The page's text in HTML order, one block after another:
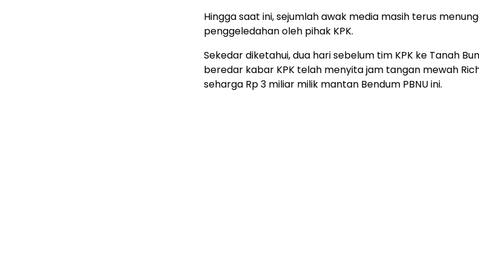
Hingga saat ini, sejumlah awak media masih terus
penggeledahan oleh pihak KPK.
Sekedar diketahui, dua hari sebelum tim KPK ke Tanah
beredar kabar KPK telah menyita jam tangan mewah
seharga Rp 3 miliar milik mantan Bendum PBNU ini.